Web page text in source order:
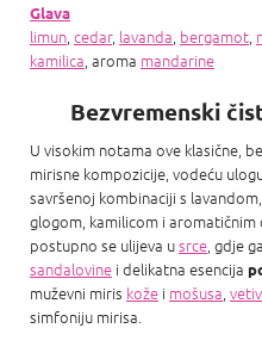
Glava
limun cedar, lavanda bergamot
kamilica , aroma mandarine
Bezvremenski
U visokim notama ove klasične,
mirisne kompozicije, vodeću
savršenoj kombinaciji s lavandom,
glogom, kamilicom i
postupno se ulijeva usrce , gdje
sandalovine i delikatna esencija
muževni miris kože i mošusa
simfoniju mirisa.